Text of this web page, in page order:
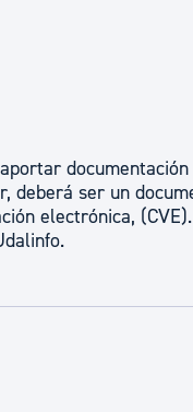
deberá ser un
electrónica,